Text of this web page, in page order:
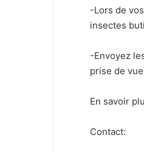
-Lors de
insectes
-Envoyez
prise de
En savoir
Contact: